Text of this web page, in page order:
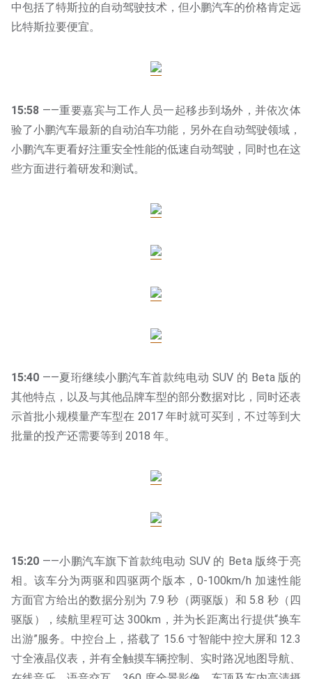
中包括了特斯拉的自动驾驶技术，但小鹏汽车的价格肯定远
比特斯拉要便宜。
15:58 ——重要嘉宾与工作人员一起移步到场外，并依次体
验了小鹏汽车最新的自动泊车功能，另外在自动驾驶领域，
小鹏汽车更看好注重安全性能的低速自动驾驶，同时也在这
些方面进行着研发和测试。
15:40 ——夏珩继续小鹏汽车首款纯电动 SUV 的 Beta 版的
其他特点，以及与其他品牌车型的部分数据对比，同时还表
示首批小规模量产车型在 2017 年时就可买到，不过等到大
批量的投产还需要等到 2018 年。
15:20 ——小鹏汽车旗下首款纯电动 SUV 的 Beta 版终于亮
相。该车分为两驱和四驱两个版本，0-100km/h 加速性能
方面官方给出的数据分别为 7.9 秒（两驱版）和 5.8 秒（四
驱版），续航里程可达 300km，并为长距离出行提供“换车
出游”服务。中控台上，搭载了 15.6 寸智能中控大屏和 12.3
寸全液晶仪表，并有全触摸车辆控制、实时路况地图导航、